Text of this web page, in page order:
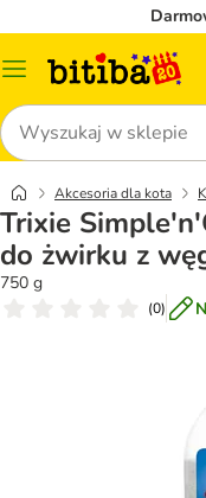
Menu
Szukaj
Akcesoria dla kota
Trixie
do żwirku z
750 g
(0)